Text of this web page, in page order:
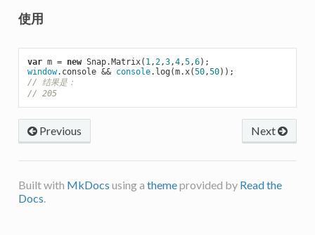
使用
var m = new Snap.Matrix( 1,2,3,4,5,6
window.console && console.log(m.x(50,50
// 结果是：
// 205
Next
Previous
Built with MkDocs using a themeprovided by Read the
Docs.